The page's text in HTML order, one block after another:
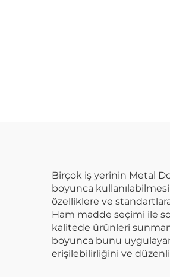
Birçok iş yerinin Metal
boyunca
özelliklere ve
Ham madde seçimi ile
kalitede ürünleri
boyunca bunu
erişilebilirliğini ve